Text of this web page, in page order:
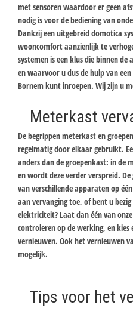
met sensoren waardoor er geen
nodig is voor de bediening van
Dankzij een uitgebreid domotica
wooncomfort aanzienlijk te
systemen is een klus die binnen
en waarvoor u dus de hulp van
Bornem kunt inroepen. Wij zijn u
Meterkast
De begrippen meterkast en
regelmatig door elkaar gebruikt.
anders dan de groepenkast: in de
en wordt deze verder verspreid.
van verschillende apparaten op
aan vervanging toe, of bent u
elektriciteit? Laat dan één van
controleren op de werking, en kies
vernieuwen. Ook het vernieuwen
mogelijk.
Tips voor het